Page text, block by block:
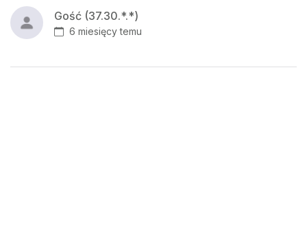
Gość (37.30.*.*)
6 miesięcy temu